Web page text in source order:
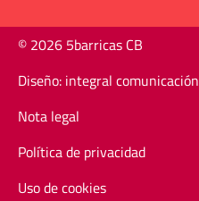
© 2026 5barricas CB
Diseño: integral comunicación
Nota legal
Política de privacidad
Uso de cookies